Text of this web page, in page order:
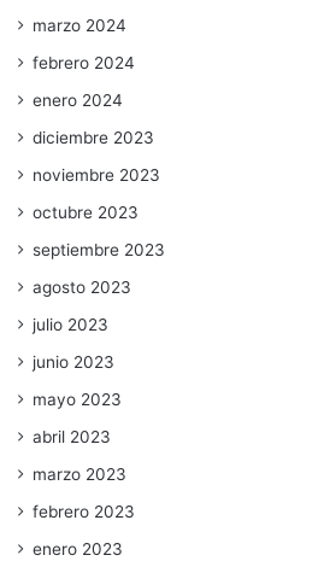
marzo 2024
febrero 2024
enero 2024
diciembre 2023
noviembre 2023
octubre 2023
septiembre 2023
agosto 2023
julio 2023
junio 2023
mayo 2023
abril 2023
marzo 2023
febrero 2023
enero 2023